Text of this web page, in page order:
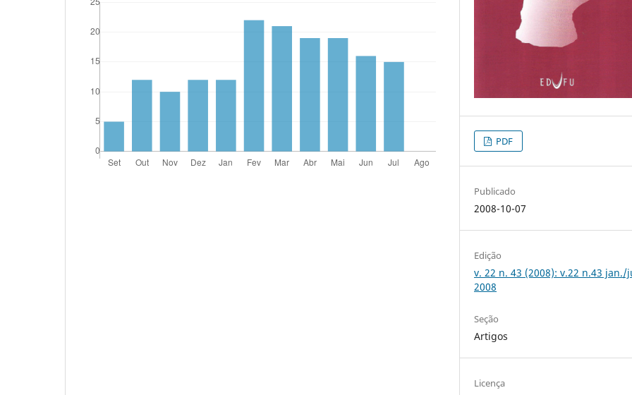
PDF
Publicado
2008-10-07
Edição
v. 22 n. 43 (2008): v.22 n.43 jan./
2008
Seção
Artigos
Licença